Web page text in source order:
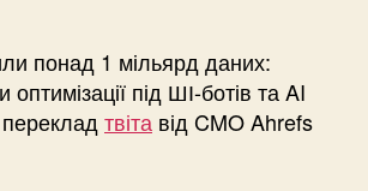
понад 1 мільярд даних:
під ШІ-ботів та AI
твіта від CMO Ahrefs